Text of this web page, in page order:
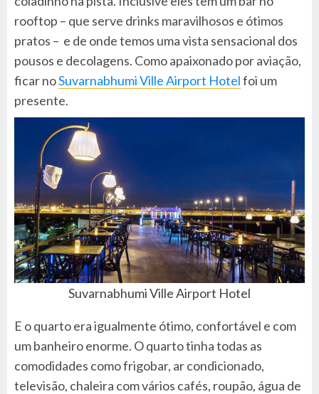
rooftop – que serve drinks maravilhosos e ótimos
pratos – e de onde temos uma vista sensacional dos
pousos e decolagens. Como apaixonado por aviação,
ficar noSuvarnabhumi Ville Airport Hotelfoi um
presente.
Suvarnabhumi Ville Airport Hotel
E o quarto era igualmente ótimo, confortável e com
um banheiro enorme. O quarto tinha todas as
comodidades como frigobar, ar condicionado,
televisão, chaleira com vários cafés, roupão, água de